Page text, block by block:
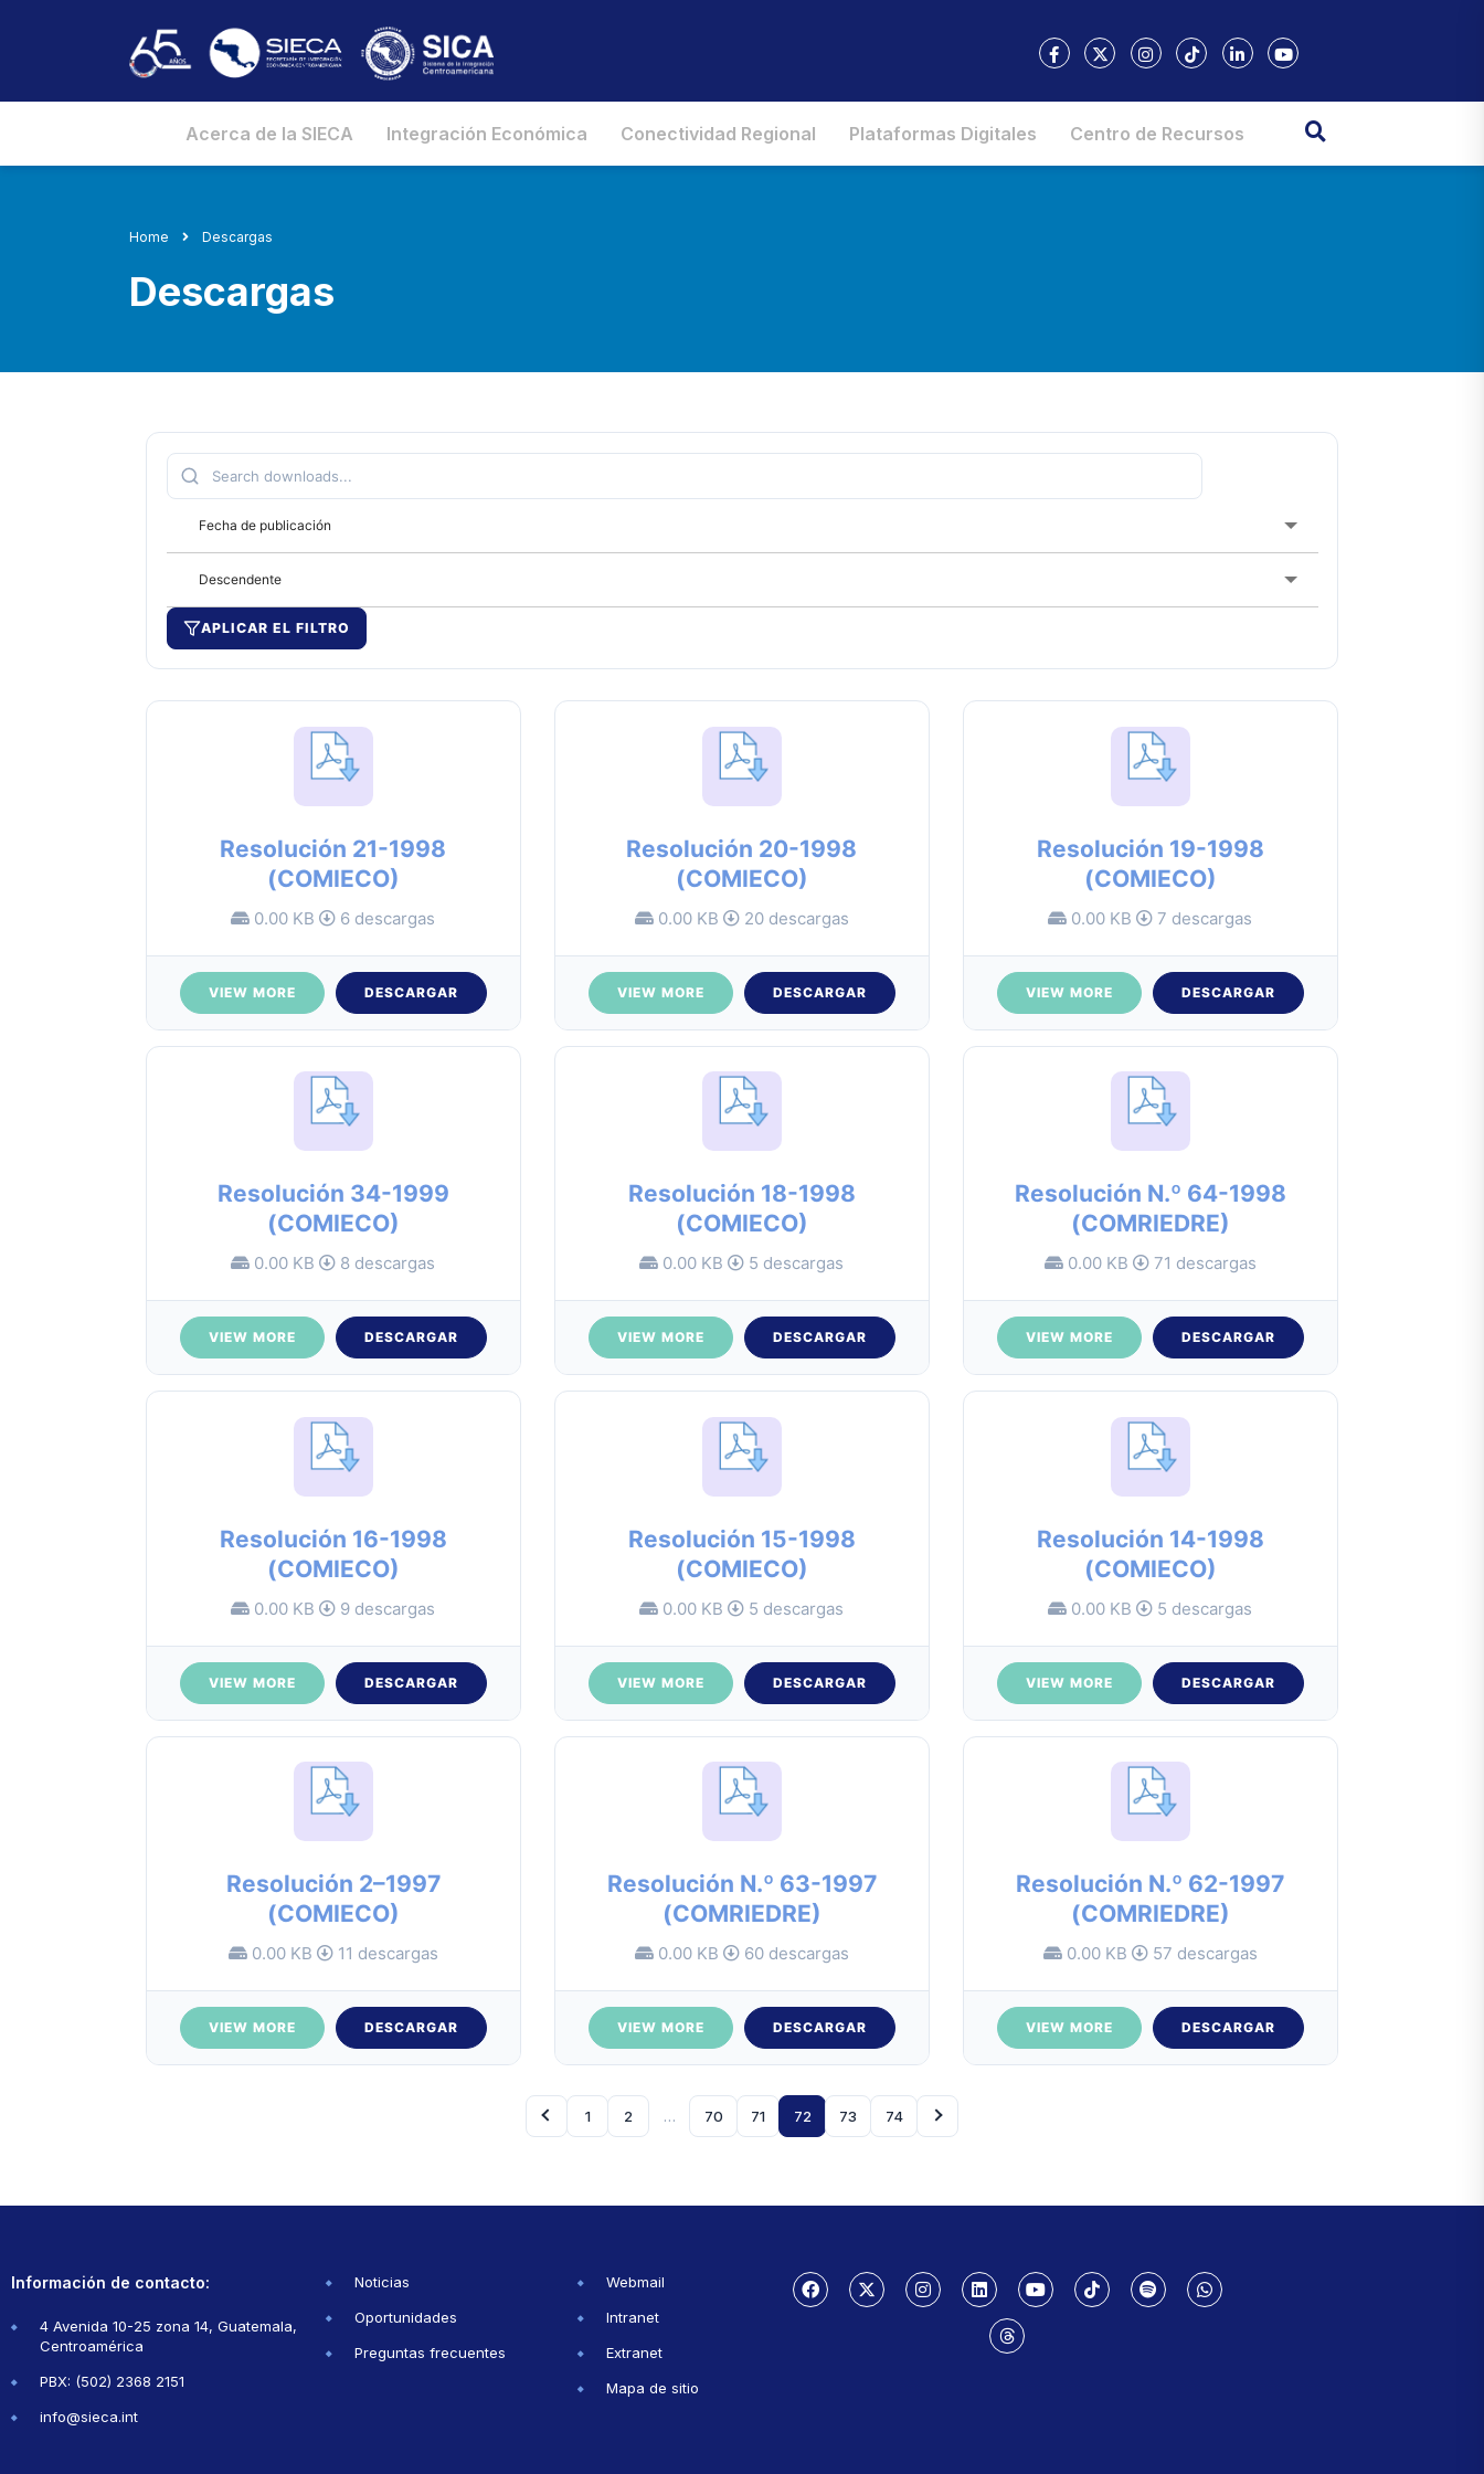
Acerca de la SIECA Integración Económica Conectividad Regional Plataformas Digitales Centro de Recursos
Home Descargas
Descargas
Fecha de publicación
Descendente
APLICAR EL FILTRO
Resolución 21-1998
(COMIECO)
0.00 KB 6 descargas
VIEW MORE DESCARGAR
Resolución 20-1998
(COMIECO)
0.00 KB 20 descargas
VIEW MORE DESCARGAR
Resolución 19-1998
(COMIECO)
0.00 KB 7 descargas
VIEW MORE DESCARGAR
Resolución 34-1999
(COMIECO)
0.00 KB 8 descargas
VIEW MORE DESCARGAR
Resolución 18-1998
(COMIECO)
0.00 KB 5 descargas
VIEW MORE DESCARGAR
Resolución N.º 64-1998
(COMRIEDRE)
0.00 KB 71 descargas
VIEW MORE DESCARGAR
Resolución 16-1998
(COMIECO)
0.00 KB 9 descargas
VIEW MORE DESCARGAR
Resolución 15-1998
(COMIECO)
0.00 KB 5 descargas
VIEW MORE DESCARGAR
Resolución 14-1998
(COMIECO)
0.00 KB 5 descargas
VIEW MORE DESCARGAR
Resolución 2–1997
(COMIECO)
0.00 KB 11 descargas
VIEW MORE DESCARGAR
Resolución N.º 63-1997
(COMRIEDRE)
0.00 KB 60 descargas
VIEW MORE DESCARGAR
Resolución N.º 62-1997
(COMRIEDRE)
0.00 KB 57 descargas
VIEW MORE DESCARGAR
1 2 … 70 71 72 73 74
Información de contacto:
4 Avenida 10-25 zona 14, Guatemala,
Centroamérica
PBX: (502) 2368 2151
info@sieca.int
Noticias
Oportunidades
Preguntas frecuentes
Webmail
Intranet
Extranet
Mapa de sitio